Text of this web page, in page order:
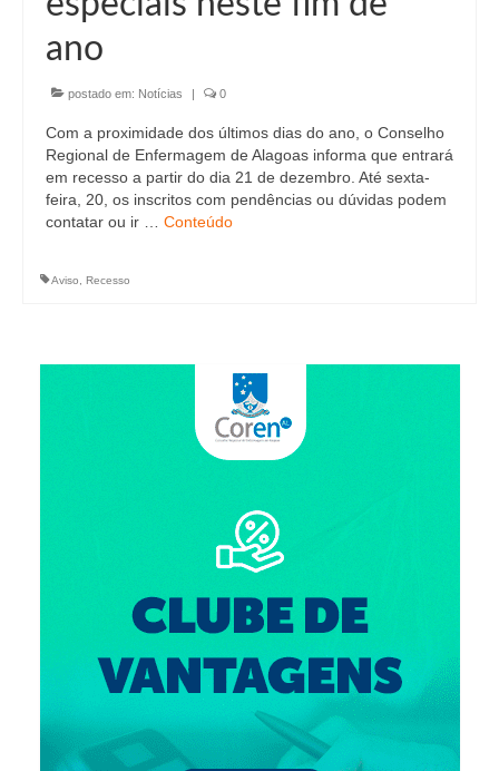
Editais e licitação
Eleições
Fiscalização
Responsabilidade Técnica
Legislações
Decisões
Portarias
Desagravo Público
Processos Éticos
Censura Pública
Suspensão do Exercício Profissional
Procedimento para registro
Valores dos serviços
Reserva de auditório
ano
postado em: Notícias | 0
Com a proximidade dos últimos dias do ano, o Conselho
Regional de Enfermagem de Alagoas informa que entrará
em recesso a partir do dia 21 de dezembro. Até sexta-
feira, 20, os inscritos com pendências ou dúvidas podem
contatar ou ir … Conteúdo
Aviso Recesso